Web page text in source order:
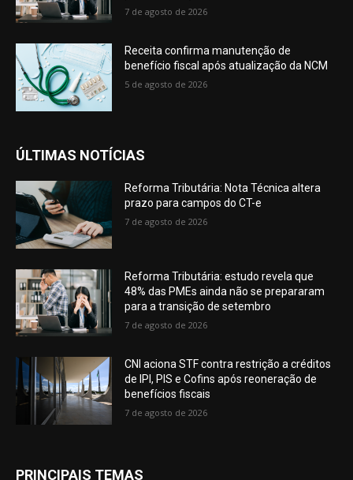
7 de agosto de 2026
Receita confirma manutenção de
benefício fiscal após atualização da NCM
5 de agosto de 2026
ÚLTIMAS NOTÍCIAS
Reforma Tributária: Nota Técnica altera
prazo para campos do CT-e
7 de agosto de 2026
Reforma Tributária: estudo revela que
48% das PMEs ainda não se prepararam
para a transição de setembro
7 de agosto de 2026
CNI aciona STF contra restrição a créditos
de IPI, PIS e Cofins após reoneração de
benefícios fiscais
7 de agosto de 2026
PRINCIPAIS TEMAS